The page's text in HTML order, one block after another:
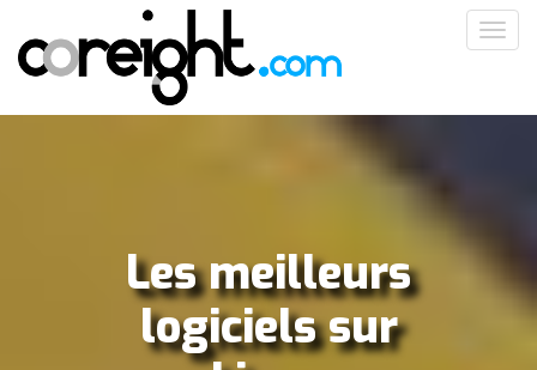
contenu
principal
Les meilleurs
logiciels sur